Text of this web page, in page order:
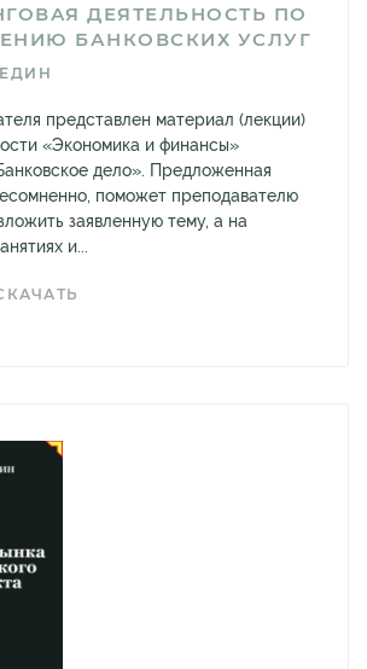
ДЕЯТЕЛЬНОСТЬ ПО
БАНКОВСКИХ УСЛУГ
представлен материал (лекции)
«Экономика и финансы»
дело». Предложенная
поможет преподавателю
заявленную тему, а на
и...